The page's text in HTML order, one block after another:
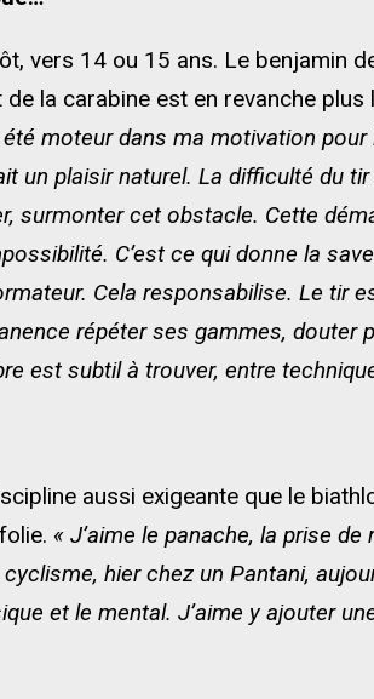
vers 14 ou 15 ans. Le benjamin
la carabine est en revanche plus
moteur dans ma motivation pour
un plaisir naturel. La difficulté du
surmonter cet obstacle. Cette
C’est ce qui donne la
Cela responsabilise. Le tir
répéter ses gammes,
est subtil à trouver, entre
aussi exigeante que le
« J’aime le panache, la prise
hier chez un Pantani,
et le mental. J’aime y ajouter